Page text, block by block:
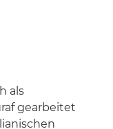
als
gearbeitet